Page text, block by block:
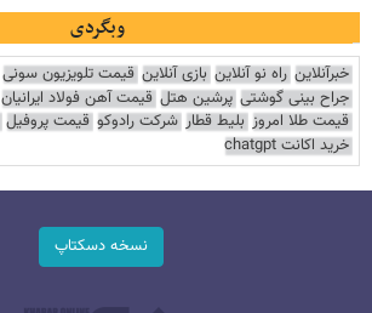
وبگردی
خبرآنلاین راه نو آنلاین بازی آنلاین قیمت تلویزیون سونی
جراح بینی گوشتی پرشین هتل قیمت آهن فولاد ایرانیان
قیمت طلا امروز بلیط قطار شرکت رادوکو قیمت پروفیل
خرید اکانت chatgpt
نسخه دسکتاپ